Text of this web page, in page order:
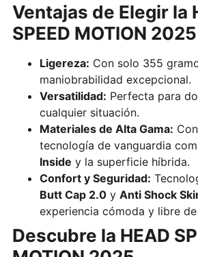
Ventajas de Elegir la
SPEED MOTION 2025
Ligereza: Con solo 355
maniobrabilidad excepcional.
Versatilidad: Perfecta para
cualquier situación.
Materiales de Alta Gama:
tecnología de vanguardia
Inside y la superficie híbrida.
Confort y Seguridad:
Butt Cap 2.0y Anti Shock
experiencia cómoda y libre de
Descubre la HEAD